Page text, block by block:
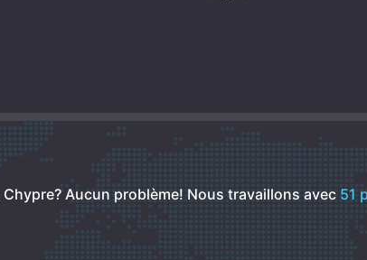
Chypre? Aucun problème! Nous travaillons avec 51